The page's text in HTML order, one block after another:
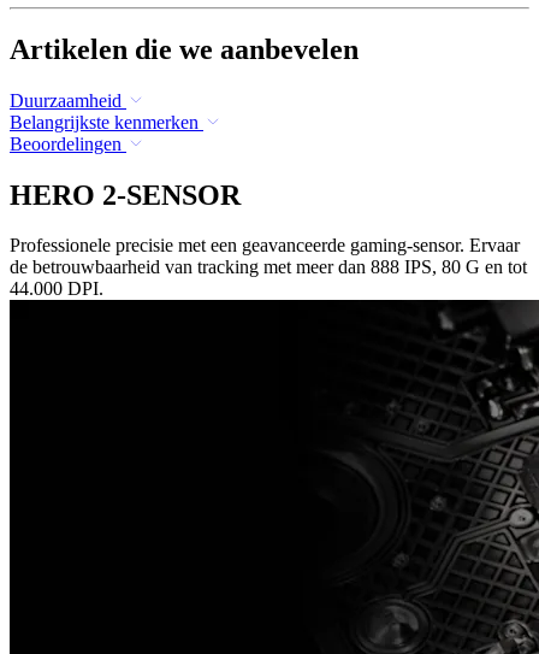
Artikelen die we aanbevelen
Duurzaamheid
Belangrijkste kenmerken
Beoordelingen
HERO 2-SENSOR
Professionele precisie met een geavanceerde gaming-sensor. Ervaar
de betrouwbaarheid van tracking met meer dan 888 IPS, 80 G en tot
44.000 DPI.